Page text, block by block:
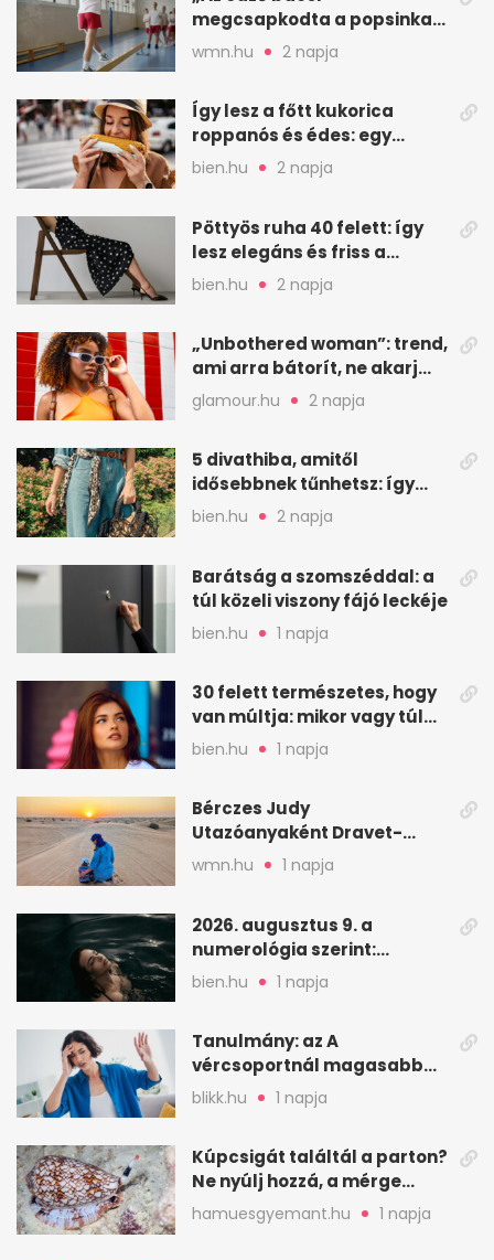
megcsapkodta a popsinkat”
– Klára nyári táboros
wmn.hu 2 napja
Így lesz a főtt kukorica
roppanós és édes: egy
zöldséges trükkje
bien.hu 2 napja
Pöttyös ruha 40 felett: így
lesz elegáns és friss a
kedvenc minta
bien.hu 2 napja
„Unbothered woman”: trend,
ami arra bátorít, ne akarj
mindenkinek megfelelni
glamour.hu 2 napja
5 divathiba, amitől
idősebbnek tűnhetsz: így
frissíts a megjelenéseden
bien.hu 2 napja
Barátság a szomszéddal: a
túl közeli viszony fájó leckéje
bien.hu 1 napja
30 felett természetes, hogy
van múltja: mikor vagy túl
válogatós?
bien.hu 1 napja
Bérczes Judy
Utazóanyaként Dravet-
szindrómás kislányával is
wmn.hu 1 napja
2026. augusztus 9. a
numerológia szerint:
lezárás, megbocsátás,
bien.hu 1 napja
Tanulmány: az A
vércsoportnál magasabb
lehet a sztrók kockázata
blikk.hu 1 napja
Kúpcsigát találtál a parton?
Ne nyúlj hozzá, a mérge
halálos is lehet
hamuesgyemant.hu 1 napja